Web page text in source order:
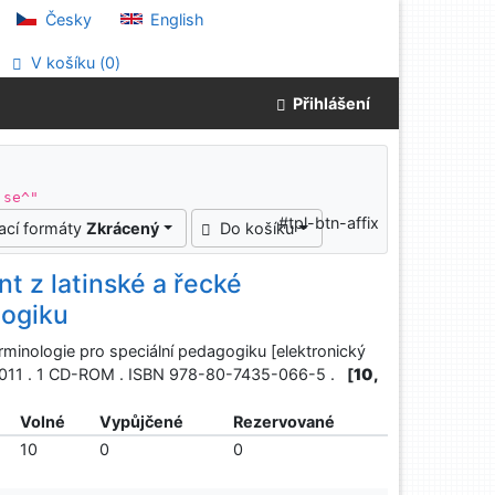
Česky English
V košíku (0)
Přihlášení
formáty Zkrácený Do košíku#tpl-btn-affix
z latinské a řecké
pro speciální pedagogiku [elektronický
. 1 CD-ROM . ISBN 978-80-7435-066-5 .
[10,
Volné Vypůjčené
Rezervované
10
0 0